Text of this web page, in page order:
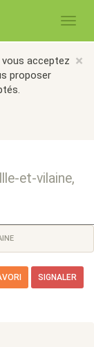
×
acceptez
proposer
Ille-et-vilaine,
SIGNALER